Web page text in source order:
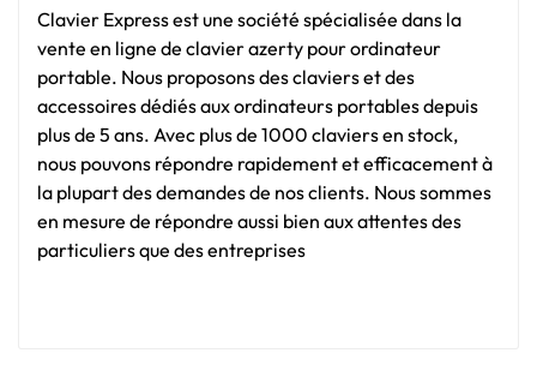
Clavier Express est une société spécialisée dans la
vente en ligne de clavier azerty pour ordinateur
portable. Nous proposons des claviers et des
accessoires dédiés aux ordinateurs portables depuis
plus de 5 ans. Avec plus de 1000 claviers en stock,
nous pouvons répondre rapidement et efficacement à
la plupart des demandes de nos clients. Nous sommes
en mesure de répondre aussi bien aux attentes des
particuliers que des entreprises